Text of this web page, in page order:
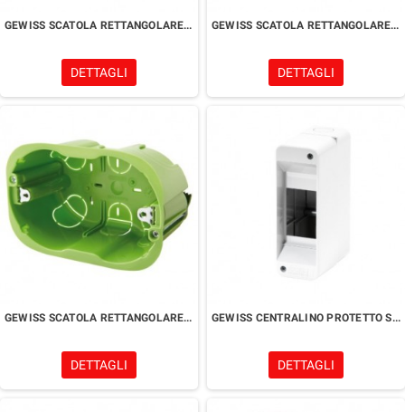
GEWISS SCATOLA RETTANGOLARE - CON INSERTI DI FISSAGGIO - 6 POSTI
DETTAGLI
GEWISS SCATOLA RETTANGOLARE - CON INSERTI DI FISSAGGIO - 4 POSTI
DETTAGLI
GEWISS SCATOLA RETTANGOLARE - CON INSERTI DI FISSAGGIO - 3 POSTI
DETTAGLI
GEWISS CENTRALINO PROTETTO SENZA PORTA
DETTAGLI